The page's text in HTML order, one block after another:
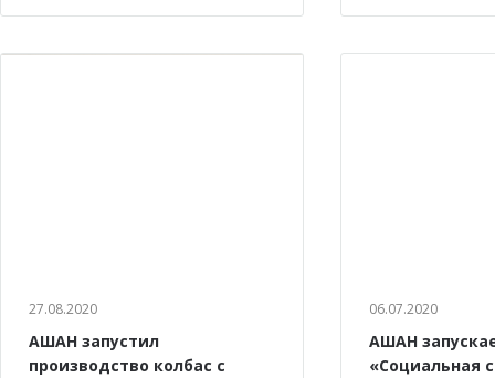
27.08.2020
АШАН запустил
производство колбас с
06.07.2020
АШАН
«Социальная